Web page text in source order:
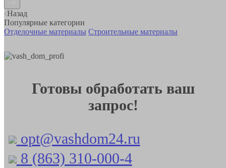
Назад
Популярные категории
Отделочные материалы Строительные материалы
Готовы обработать ваш
запрос!
opt@vashdom24.ru
8 (863) 310-000-4